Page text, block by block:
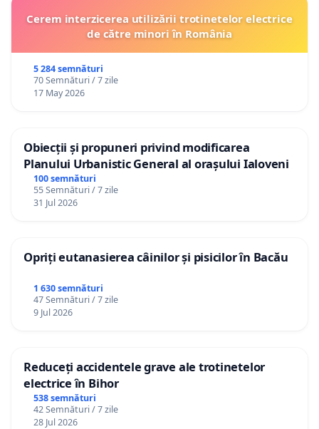
Cerem interzicerea utilizării trotinetelor electrice
de către minori în România
5 284 semnături
70 Semnături / 7 zile
17 May 2026
Obiecții și propuneri privind modificarea
Planului Urbanistic General al orașului Ialoveni
100 semnături
55 Semnături / 7 zile
31 Jul 2026
Opriți eutanasierea câinilor și pisicilor în Bacău
1 630 semnături
47 Semnături / 7 zile
9 Jul 2026
Reduceți accidentele grave ale trotinetelor
electrice în Bihor
538 semnături
42 Semnături / 7 zile
28 Jul 2026